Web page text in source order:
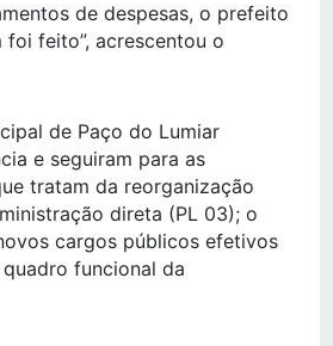
de despesas, o prefeito
feito”, acrescentou o
de Paço do Lumiar
e seguiram para as
tratam da reorganização
direta (PL 03); o
cargos públicos efetivos
funcional da